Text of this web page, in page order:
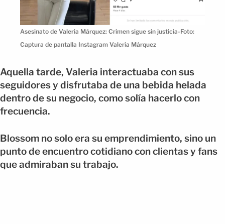
Asesinato de Valeria Márquez: Crimen sigue sin justicia-Foto:
Captura de pantalla Instagram Valeria Márquez
Aquella tarde, Valeria interactuaba con sus
seguidores y disfrutaba de una bebida helada
dentro de su negocio, como solía hacerlo con
frecuencia.
Blossom no solo era su emprendimiento, sino un
punto de encuentro cotidiano con clientas y fans
que admiraban su trabajo.